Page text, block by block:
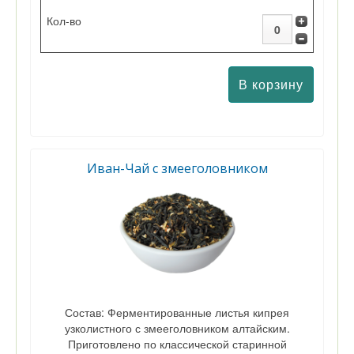
Иван-Чай с змееголовником
Состав: Ферментированные листья кипрея
узколистного с змееголовником алтайским.
Приготовлено по классической старинной